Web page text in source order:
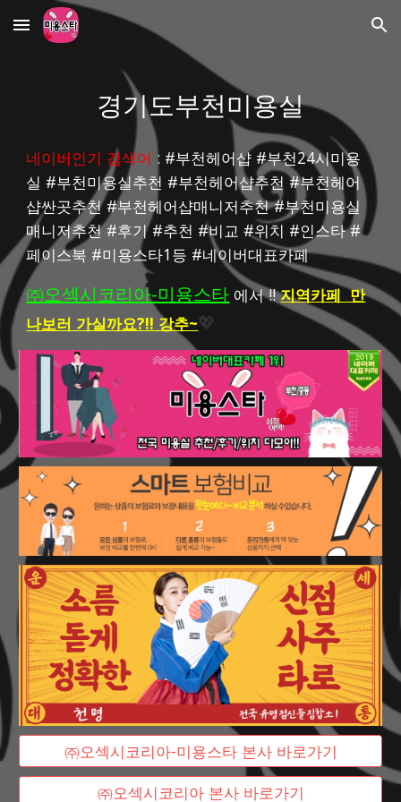
Skip to main content Skip to navigation
경기도부천미용실
네이버인기 검색어 : #부천헤어샵 #부천24시미용
실 #부천미용실추천 #부천헤어샵추천 #부천헤어
샵싼곳추천 #부천헤어샵매니저추천 #부천미용실
매니저추천 #후기 #추천 #비교 #위치 #인스타 #
페이스북 #미용스타1등 #네이버대표카페
㈜오섹시코리아-미용스타 에서 !! 지역카페  만
나보러 가실까요?!! 강추~💖
㈜오섹시코리아-미용스타 본사 바로가기
㈜오섹시코리아 본사 바로가기